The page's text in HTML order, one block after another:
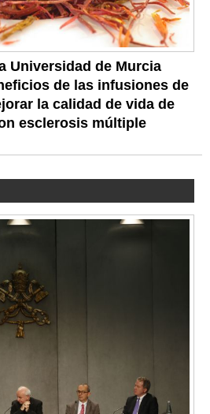
Universidad de Murcia
de las infusiones de
la calidad de vida de
esclerosis múltiple